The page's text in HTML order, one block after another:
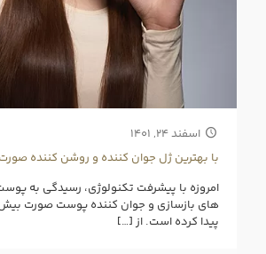
اسفند ۲۴, ۱۴۰۱
با بهترین ژل جوان کننده و روشن کننده
امروزه با پیشرفت تکنولوژی، رسیدگی به
های بازسازی و جوان کننده پوست صورت
پیدا کرده است. از […]